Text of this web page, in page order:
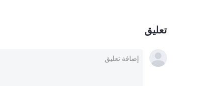
تعليق